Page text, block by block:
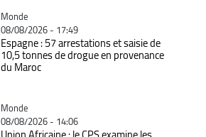
Catégorie
Monde
08/08/2026 - 17:49
Espagne : 57 arrestations et saisie de
10,5 tonnes de drogue en provenance
du Maroc
Catégorie
Monde
08/08/2026 - 14:06